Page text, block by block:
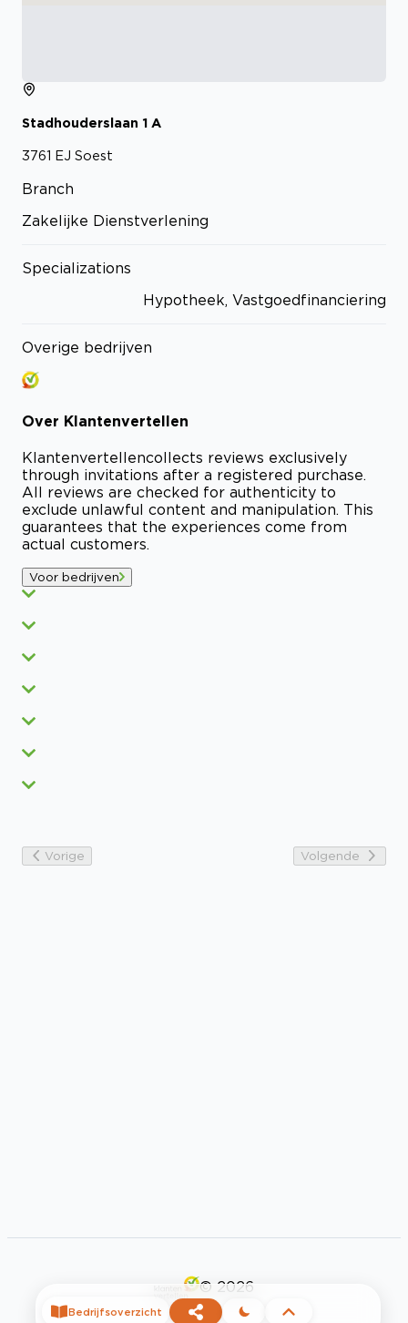
Stadhouderslaan 1 A
3761 EJ Soest
Branch
Zakelijke Dienstverlening
Specializations
Hypotheek, Vastgoedfinanciering
Overige bedrijven
Over Klantenvertellen
Klantenvertellencollects reviews exclusively
through invitations after a registered purchase.
All reviews are checked for authenticity to
exclude unlawful content and manipulation. This
guarantees that the experiences come from
actual customers.
Voor bedrijven
Vorige Volgende
© 2026
Bedrijfsoverzicht